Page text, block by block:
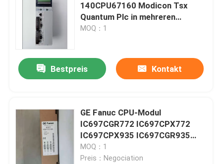
Produkte
Über uns
Fabrik-Ausflug
Treten Sie mit uns in Verbindung
140CPU67160 Modicon Tsx
Quantum Plc in mehreren
Betriebsarten Modicon Quantum
MOQ：1
Bestpreis Kontakt
GE Fanuc CPU-Modul
IC697CGR772 IC697CPX772
IC697CPX935 IC697CGR935
IC697CPM790
MOQ：1
Preis：Negociation